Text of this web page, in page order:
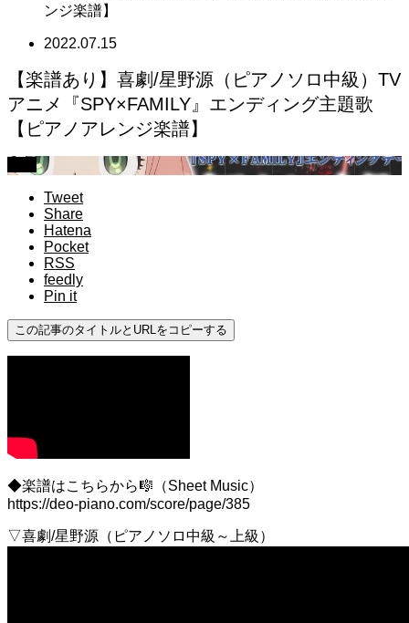
ンジ楽譜】
2022.07.15
【楽譜あり】喜劇/星野源（ピアノソロ中級）TV
アニメ『SPY×FAMILY』エンディング主題歌
【ピアノアレンジ楽譜】
Tweet
Share
Hatena
Pocket
RSS
feedly
Pin it
この記事のタイトルとURLをコピーする
◆楽譜はこちらから🎼（Sheet Music）
https://deo-piano.com/score/page/385
▽喜劇/星野源（ピアノソロ中級～上級）